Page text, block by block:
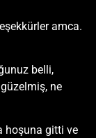
amca.
belli,
ne
hoşuna gitti ve